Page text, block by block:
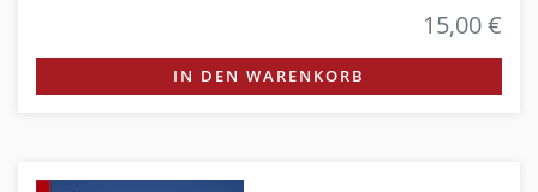
15,00 €
IN DEN WARENKORB